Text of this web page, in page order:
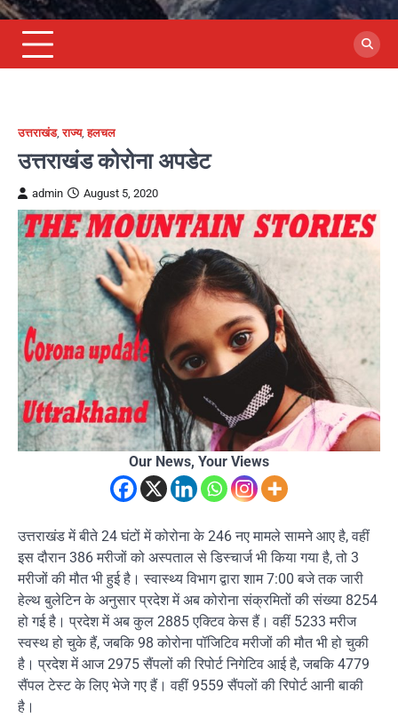
उत्तराखंड,राज्य,हलचल
उत्तराखंड कोरोना अपडेट
admin August 5, 2020
Our News, Your Views
उत्तराखंड में बीते 24 घंटों में कोरोना के 246 नए मामले सामने आए है, वहीं
इस दौरान 386 मरीजों को अस्पताल से डिस्चार्ज भी किया गया है, तो 3
मरीजों की मौत भी हुई है। स्वास्थ्य विभाग द्वारा शाम 7:00 बजे तक जारी
हेल्थ बुलेटिन के अनुसार प्रदेश में अब कोरोना संक्रमितों की संख्या 8254
हो गई है। प्रदेश में अब कुल 2885 एक्टिव केस हैं। वहीं 5233 मरीज
स्वस्थ हो चुके हैं, जबकि 98 कोरोना पॉजिटिव मरीजों की मौत भी हो चुकी
है। प्रदेश में आज 2975 सैंपलों की रिपोर्ट निगेटिव आई है, जबकि 4779
सैंपल टेस्ट के लिए भेजे गए हैं। वहीं 9559 सैंपलों की रिपोर्ट आनी बाकी
है।